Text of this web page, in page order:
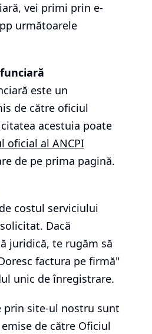
, vei primi prin e-
următoarele
este un
de către oficiul
acestuia poate
oficial al ANCPI
de pe prima pagină.
costul serviciului
Dacă
juridică, te rugăm să
factura pe firmă"
unic de înregistrare.
prin site-ul nostru sunt
de către Oficiul